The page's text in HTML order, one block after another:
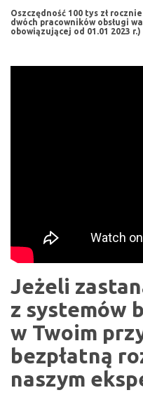
Oszczędność 100 tys zł
dwóch pracowników obsługi
obowiązującej od 01.01 2023 r.)
Jeżeli
z systemów
w Twoim
bezpłatną
naszym